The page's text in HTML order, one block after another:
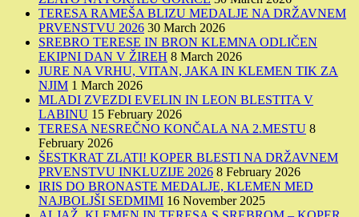
TERESA RAMEŠA BLIZU MEDALJE NA DRŽAVNEM
PRVENSTVU 2026 30 March 2026
SREBRO TERESE IN BRON KLEMNA ODLIČEN
EKIPNI DAN V ŽIREH 8 March 2026
JURE NA VRHU, VITAN, JAKA IN KLEMEN TIK ZA
NJIM 1 March 2026
MLADI ZVEZDI EVELIN IN LEON BLESTITA V
LABINU 15 February 2026
TERESA NESREČNO KONČALA NA 2.MESTU 8
February 2026
ŠESTKRAT ZLATI! KOPER BLESTI NA DRŽAVNEM
PRVENSTVU INKLUZIJE 2026 8 February 2026
IRIS DO BRONASTE MEDALJE, KLEMEN MED
NAJBOLJŠI SEDMIMI 16 November 2025